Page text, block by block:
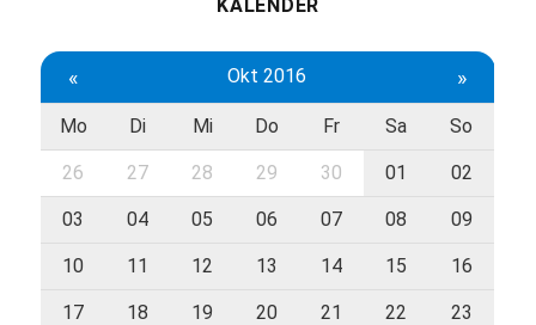
KALENDER
« Okt 2016 »
Mo Di Mi Do Fr Sa So
26 27 28 29 30 01 02
03 04 05 06 07 08 09
10 11 12 13 14 15 16
17 18 19 20 21 22 23